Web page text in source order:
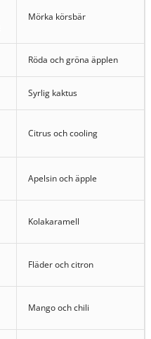
Mörka körsbär
Röda och gröna äpplen
Syrlig kaktus
Citrus och cooling
Apelsin och äpple
Kolakaramell
Fläder och citron
Mango och chili